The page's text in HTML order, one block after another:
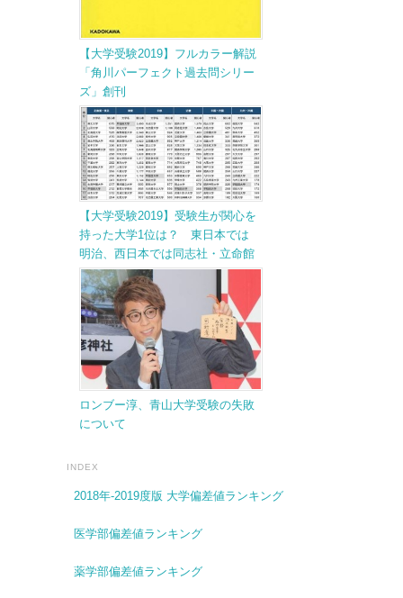
【大学受験2019】フルカラー解説
「角川パーフェクト過去問シリー
ズ」創刊
【大学受験2019】受験生が関心を
持った大学1位は？ 東日本では
明治、西日本では同志社・立命館
ロンブー淳、青山大学受験の失敗
について
INDEX
2018年-2019度版 大学偏差値ランキング
医学部偏差値ランキング
薬学部偏差値ランキング